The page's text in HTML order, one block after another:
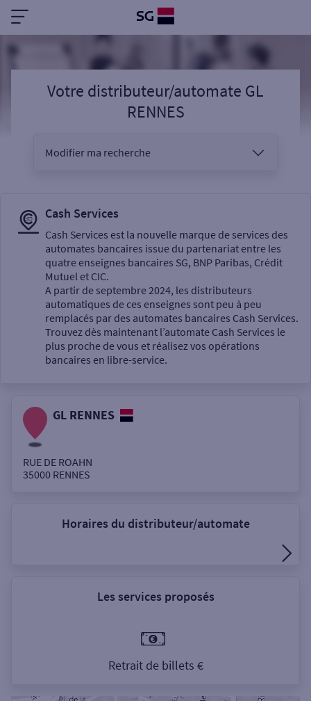
Votre distributeur/automate GL
RENNES
Modifier ma recherche
Sélectionnez votre recherche
Un service
Autour de moi
Cash Services
Cash Services est la nouvelle marque de services des
automates bancaires issue du partenariat entre les
quatre enseignes bancaires SG, BNP Paribas, Crédit
Mutuel et CIC.
A partir de septembre 2024, les distributeurs
automatiques de ces enseignes sont peu à peu
remplacés par des automates bancaires Cash Services.
Trouvez dès maintenant l’automate Cash Services le
plus proche de vous et réalisez vos opérations
bancaires en libre-service.
GL RENNES
RUE DE ROAHN
35000 RENNES
Horaires du distributeur/automate
Les services proposés
Retrait de billets €